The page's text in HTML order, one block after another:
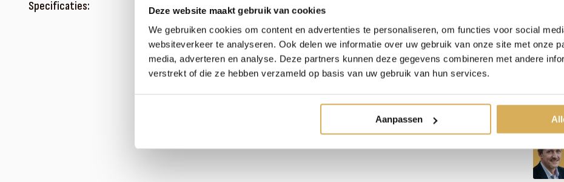
Deze website maakt gebruik van cookies
We gebruiken cookies om content en advertenties te personaliseren, om functies voor social
websiteverkeer te analyseren. Ook delen we informatie over uw gebruik van onze site met onze
media, adverteren en analyse. Deze partners kunnen deze gegevens combineren met andere
verstrekt of die ze hebben verzameld op basis van uw gebruik van hun services.
Aanpassen
Specificaties: